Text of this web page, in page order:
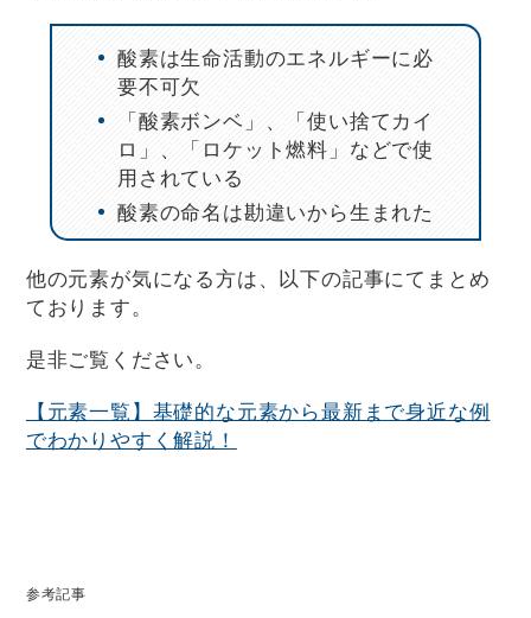
酸素は生命活動のエネルギーに必
要不可欠
「酸素ボンベ」、「使い捨てカイ
ロ」、「ロケット燃料」などで使
用されている
酸素の命名は勘違いから生まれた
他の元素が気になる方は、以下の記事にてまとめ
ております。
是非ご覧ください。
【元素一覧】基礎的な元素から最新まで身近な例
でわかりやすく解説！
参考記事